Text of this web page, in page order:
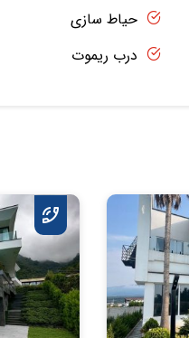
حیاط سازی
درب ریموت